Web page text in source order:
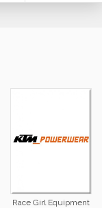
Race Girl Equipment